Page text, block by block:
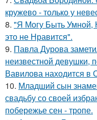
кружево - только у
8. "Я Могу Быть Умной,
это не Нравится".
9. Павла Дурова
неизвестной девушки,
Вавилова находится в
10. Младший сын
свадьбу со своей
побережье сен - тропе.